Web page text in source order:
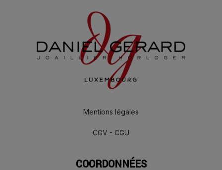
Mentions légales
CGV - CGU
COORDONNÉES